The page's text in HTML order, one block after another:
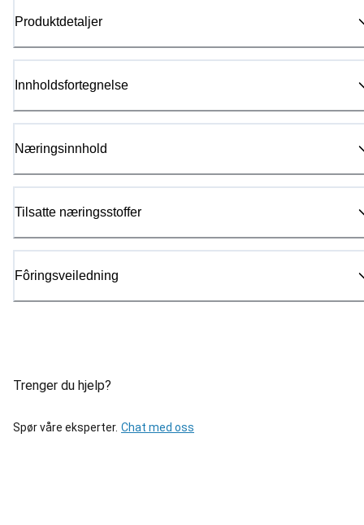
Produktdetaljer
Innholdsfortegnelse
Næringsinnhold
Tilsatte næringsstoffer
Fôringsveiledning
Trenger du hjelp?
Spør våre eksperter. Chat med oss